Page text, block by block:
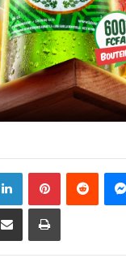
Linkedin PinterestReddit
Partager par email Imprimer